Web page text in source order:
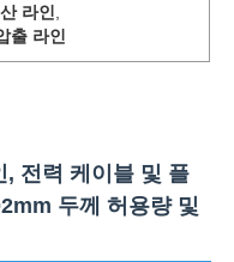
라인
출 라인
, 전력 케이블 및 플
두께 허용량 및